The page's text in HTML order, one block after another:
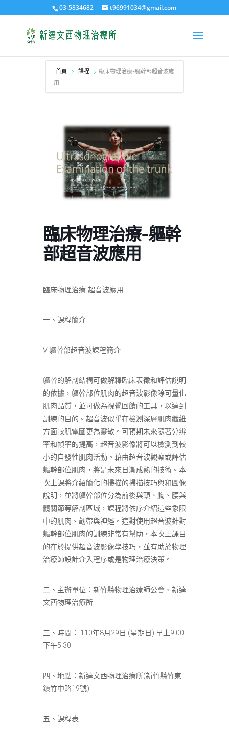
03-5834682 t96991034@gmail.com
首頁 課程
臨床物理治療-軀幹部超音波應
用
臨床物理治療-軀幹
部超音波應用
臨床物理治療-超音波應用
一、課程簡介
V 軀幹部超音波課程簡介
軀幹的解剖結構可做解釋臨床表徵和評估說明
的依據，軀幹部位肌肉的超音波影像除可量化
肌肉品質，並可做為視覺回饋的工具，以達到
訓練的目的。超音波似乎在檢測深層肌肉纖維
方面較肌電圖更為靈敏。可預期未來隨著分辨
率和幀率的提高，超音波影像將可以檢測到較
小的自發性肌肉活動。藉由超音波觀察或評估
軀幹部位肌肉，將是未來日漸成熟的技術。本
次上課將介紹簡化的掃描的掃描技巧與和圖像
說明，並將軀幹部位分為前後與頸、胸、腰與
髖關節等解剖區域，課程將依序介紹這些象限
中的肌肉、韌帶與神經。這對使用超音波針對
軀幹部位肌肉的訓練非常有幫助，本次上課目
的在於提供超音波影像學技巧，並有助於物理
治療師設計介入程序或是物理治療決策。
二、主辦單位：新竹縣物理治療師公會、新達
文西物理治療所
三、時間： 110年8月29日 (星期日) 早上9:00-
下午5:30
四、地點：新達文西物理治療所(新竹縣竹東
鎮竹中路19號)
五、課程表